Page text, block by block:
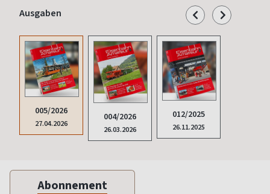
Ausgaben
005/2026
27.04.2026
004/2026
26.03.2026
012/2025
26.11.2025
Abonnement